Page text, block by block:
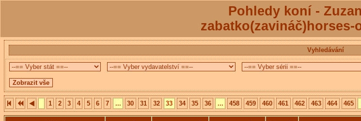
Pohledy koní -
zabatko(zavináč)horses-
Vyhledávání
1 2 3 4 5 6 7 ... 30 31 32 33 34 35 36 ... 458 459 460 461 462 463 464 465